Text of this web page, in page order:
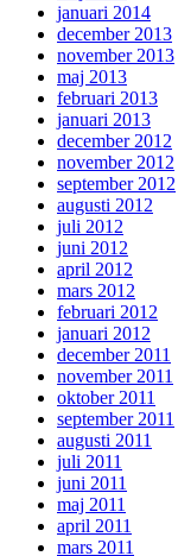
januari 2014
december 2013
november 2013
maj 2013
februari 2013
januari 2013
december 2012
november 2012
september 2012
augusti 2012
juli 2012
juni 2012
april 2012
mars 2012
februari 2012
januari 2012
december 2011
november 2011
oktober 2011
september 2011
augusti 2011
juli 2011
juni 2011
maj 2011
april 2011
mars 2011